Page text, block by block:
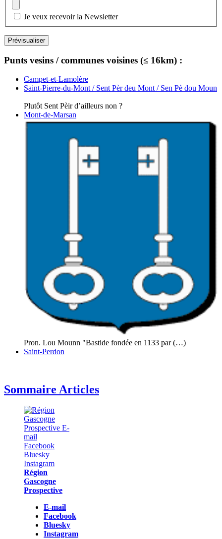
Je veux recevoir la Newsletter
Punts vesins / communes voisines (≤ 16km) :
Campet-et-Lamolère
Saint-Pierre-du-Mont / Sent Pèr deu Mont / Sen Pè dou Moun
Plutôt Sent Pèir d’ailleurs non ?
Mont-de-Marsan
Pron. Lou Mounn "Bastide fondée en 1133 par (…)
Saint-Perdon
Sommaire Articles
Région
Gascogne
Prospective
E-mail
Facebook
Bluesky
Instagram